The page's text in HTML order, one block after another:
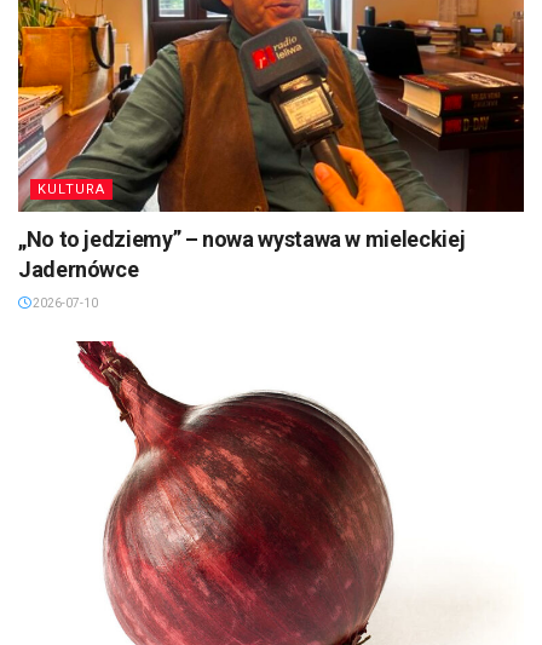
KULTURA
„No to jedziemy” – nowa wystawa w mieleckiej
Jadernówce
2026-07-10